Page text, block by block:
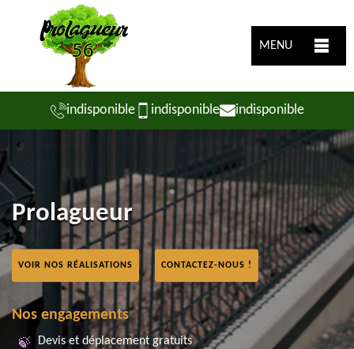
MENU
indisponible indisponible indisponible
Prolagueur
VOIR NOS RÉALISATIONS CONTACTEZ-NOUS !
Nos engagements
Devis et déplacement gratuits